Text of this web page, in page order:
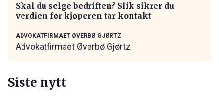
Skal du selge bedriften? Slik sikrer du
verdien før kjøperen tar kontakt
ADVOKATFIRMAET ØVERBØ GJØRTZ
Advokatfirmaet Øverbø Gjørtz
Siste nytt